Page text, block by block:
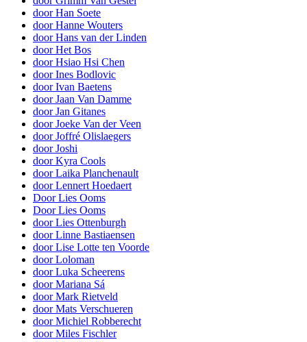
door Han Soete
door Hanne Wouters
door Hans van der Linden
door Het Bos
door Hsiao Hsi Chen
door Ines Bodlovic
door Ivan Baetens
door Jaan Van Damme
door Jan Gitanes
door Joeke Van der Veen
door Joffré Olislaegers
door Joshi
door Kyra Cools
door Laika Planchenault
door Lennert Hoedaert
Door Lies Ooms
Door Lies Ooms
door Lies Ottenburgh
door Linne Bastiaensen
door Lise Lotte ten Voorde
door Loloman
door Luka Scheerens
door Mariana Sá
door Mark Rietveld
door Mats Verschueren
door Michiel Robberecht
door Miles Fischler